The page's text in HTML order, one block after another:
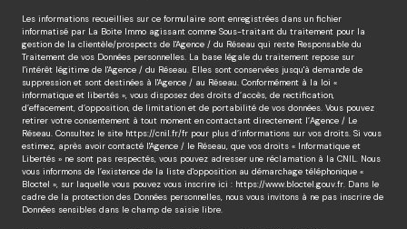
Les informations recueillies sur ce formulaire sont enregistrées dans un fichier
informatisé par La Boite Immo agissant comme Sous-traitant du traitement pour la
gestion de la clientèle/prospects de l'Agence / du Réseau qui reste Responsable du
Traitement de vos Données personnelles. La base légale du traitement repose sur
l'intérêt légitime de l'Agence / du Réseau. Elles sont conservées jusqu'à demande de
suppression et sont destinées à l'Agence / au Réseau. Conformément à la loi «
informatique et libertés », vous disposez des droits d’accès, de rectification,
d’effacement, d’opposition, de limitation et de portabilité de vos données. Vous pouvez
retirer votre consentement à tout moment en contactant directement l’Agence / Le
Réseau. Consultez le site https://cnil.fr/fr pour plus d’informations sur vos droits. Si vous
estimez, après avoir contacté l'Agence / le Réseau, que vos droits « Informatique et
Libertés » ne sont pas respectés, vous pouvez adresser une réclamation à la CNIL. Nous
vous informons de l’existence de la liste d'opposition au démarchage téléphonique «
Bloctel », sur laquelle vous pouvez vous inscrire ici : https://www.bloctel.gouv.fr. Dans le
cadre de la protection des Données personnelles, nous vous invitons à ne pas inscrire de
Données sensibles dans le champ de saisie libre.